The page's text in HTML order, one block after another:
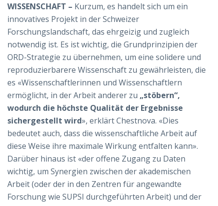
WISSENSCHAFT – Kurzum, es handelt sich um ein
innovatives Projekt in der Schweizer
Forschungslandschaft, das ehrgeizig und zugleich
notwendig ist. Es ist wichtig, die Grundprinzipien der
ORD-Strategie zu übernehmen, um eine solidere und
reproduzierbarere Wissenschaft zu gewährleisten, die
es «Wissenschaftlerinnen und Wissenschaftlern
ermöglicht, in der Arbeit anderer zu „stöbern“,
wodurch die höchste Qualität der Ergebnisse
sichergestellt wird», erklärt Chestnova. «Dies
bedeutet auch, dass die wissenschaftliche Arbeit auf
diese Weise ihre maximale Wirkung entfalten kann».
Darüber hinaus ist «der offene Zugang zu Daten
wichtig, um Synergien zwischen der akademischen
Arbeit (oder der in den Zentren für angewandte
Forschung wie SUPSI durchgeführten Arbeit) und der